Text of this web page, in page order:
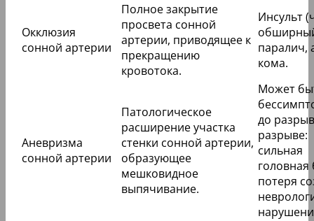
Окклюзия
сонной артерии
Полное закрытие
просвета сонной
артерии, приводящее к
прекращению
кровотока.
Инсульт
паралич,
кома.
Аневризма
сонной артерии
Патологическое
расширение участка
стенки сонной артерии,
образующее
мешковидное
выпячивание.
Может
до
разрыве:
сильная
головная
потеря